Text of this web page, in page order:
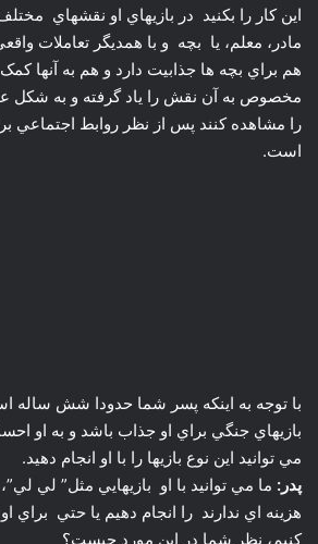
اين کار را بکنيد در بازيهاي او نقشهاي
مادر، معلم، يا بچه و با همديگر تعاملات
هم براي بچه ها جذابيت دارد و هم به آنها
مخصوص به آن نقش را ياد گرفته و به شکل
را مشاهده کنند پس از نظر روابط اجتماعي
است.
کنيم، نظر شما در اين مورد چيست؟
خانم حلي ساز:
بازيهايي که باعث ايجاد حفظ
شود بسيار مفيد است مثل” لي لي “، ” پرش
توانيد بدون صرف هزينه زياد وسايلي که
کودک خود تهيه کنيد مثل “تخته تعادل” که اگر
و تعادل خود را حفظ کنند بسيار خوب است.